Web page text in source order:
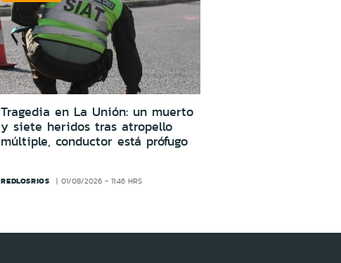
Tragedia en La Unión: un muerto
y siete heridos tras atropello
múltiple, conductor está prófugo
REDLOSRIOS 01/08/2026 - 11:46 HRS